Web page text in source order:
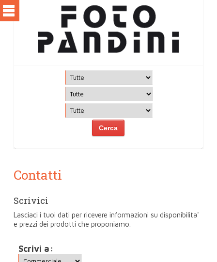
Contatti
Scrivici
Lasciaci i tuoi dati per ricevere informazioni su disponibilita'
e prezzi dei prodotti che proponiamo.
Scrivi a: